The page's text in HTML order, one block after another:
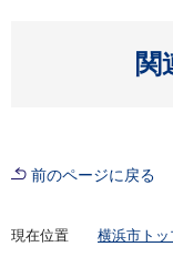
関
前のページに戻る
現在位置 横浜市トッ